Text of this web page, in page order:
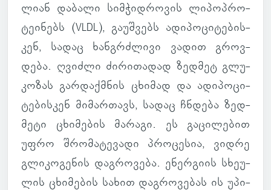
ლიან და­ბალი სიმ­ჭიდ­რო­ვის ლი­პოპ­რო­
ტე­ი­ნებს (VLDL), გა­უშ­ვებს ადი­პო­ცი­ტე­ბის­
კენ, სადაც ხან­გრძლივი ვადით გროვ­
დება. ღვიძლი ძი­რი­თა­დად ზედ­მეტ გლუ­
კო­ზას გარ­დაქ­მნის ცხი­მად და ადი­პო­ცი­
ტე­ბის­კენ მი­მარ­თავს, სადაც ჩნდება ზედ­
მეტი ცხი­მე­ბის მა­რაგი. ეს გა­ცი­ლე­ბით
უფრო შრო­მა­ტე­ვადი პრო­ცე­სია, ვიდრე
გლი­კო­გე­ნის დაგ­რო­ვება. ენერ­გიის სხე­უ­
ლის ცხი­მე­ბის სახით დაგ­რო­ვე­ბას ის უპი­